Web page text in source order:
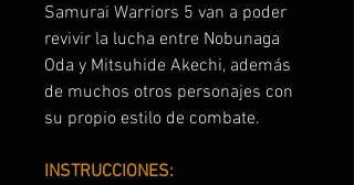
Samurai Warriors 5 van a poder
revivir la lucha entre Nobunaga
Oda y Mitsuhide Akechi, además
de muchos otros personajes con
su propio estilo de combate.
INSTRUCCIONES: